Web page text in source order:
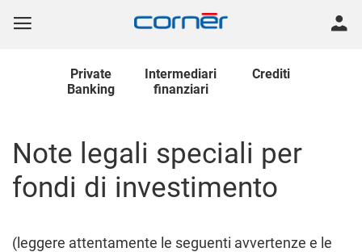
Private
Banking
Intermediari
finanziari
Crediti
Note legali speciali per
fondi di investimento
(leggere attentamente le seguenti avvertenze e le